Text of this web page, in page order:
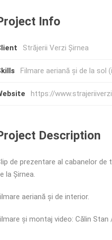
Info
Străjerii Verzi Șirnea
Filmare aeriană și de la sol
https://
Description
de prezentare al cabanelor de
la Șirnea.
aeriană și de interior.
și montaj video: Călin Stan